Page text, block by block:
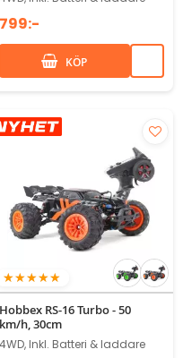
799:-
KÖP
100%
Hobbex RS-16 Turbo - 50
km/h, 30cm
4WD, Inkl. Batteri & laddare